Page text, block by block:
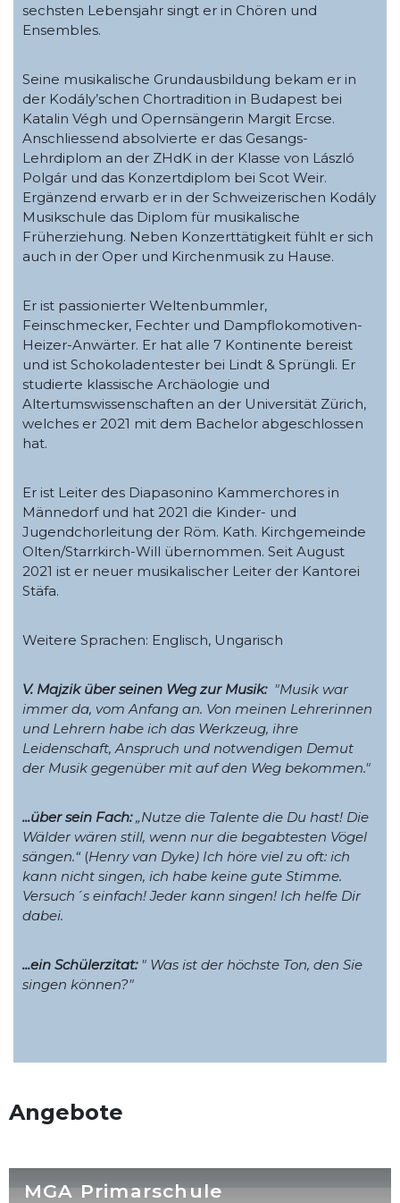
sechsten Lebensjahr singt er in Chören und
Ensembles.
Seine musikalische Grundausbildung bekam er in
der Kodály’schen Chortradition in Budapest bei
Katalin Végh und Opernsängerin Margit Ercse.
Anschliessend absolvierte er das Gesangs-
Lehrdiplom an der ZHdK in der Klasse von László
Polgár und das Konzertdiplom bei Scot Weir.
Ergänzend erwarb er in der Schweizerischen Kodály
Musikschule das Diplom für musikalische
Früherziehung. Neben Konzerttätigkeit fühlt er sich
auch in der Oper und Kirchenmusik zu Hause.
Er ist passionierter Weltenbummler,
Feinschmecker, Fechter und Dampflokomotiven-
Heizer-Anwärter. Er hat alle 7 Kontinente bereist
und ist Schokoladentester bei Lindt & Sprüngli. Er
studierte klassische Archäologie und
Altertumswissenschaften an der Universität Zürich,
welches er 2021 mit dem Bachelor abgeschlossen
hat.
Er ist Leiter des Diapasonino Kammerchores in
Männedorf und hat 2021 die Kinder- und
Jugendchorleitung der Röm. Kath. Kirchgemeinde
Olten/Starrkirch-Will übernommen. Seit August
2021 ist er neuer musikalischer Leiter der Kantorei
Stäfa.
Weitere Sprachen: Englisch, Ungarisch
V. Majzik über seinen Weg zur Musik: "Musik war
immer da, vom Anfang an. Von meinen Lehrerinnen
und Lehrern habe ich das Werkzeug, ihre
Leidenschaft, Anspruch und notwendigen Demut
der Musik gegenüber mit auf den Weg bekommen."
...über sein Fach:„Nutze die Talente die Du hast! Die
Wälder wären still, wenn nur die begabtesten Vögel
sängen.“ (Henry van Dyke) Ich höre viel zu oft: ich
kann nicht singen, ich habe keine gute Stimme.
Versuch´s einfach! Jeder kann singen! Ich helfe Dir
dabei.
...ein Schülerzitat: " Was ist der höchste Ton, den Sie
singen können?"
Angebote
MGA Primarschule